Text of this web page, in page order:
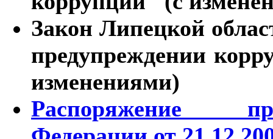
Закон Липецкой
предупреждении
изменениями)
Распоряжение